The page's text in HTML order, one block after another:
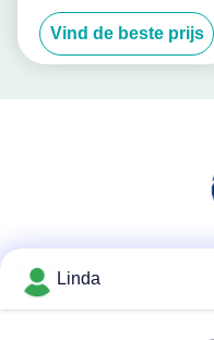
het Chelaatmagnesium van
de Installatiesgroei
Vind de beste prijs
Linda